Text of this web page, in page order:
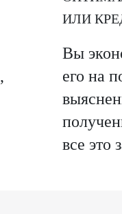
ИЛИ
Вы
его на
все это